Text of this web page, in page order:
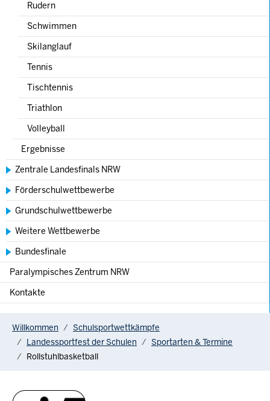
Rudern
Schwimmen
Skilanglauf
Tennis
Tischtennis
Triathlon
Volleyball
Ergebnisse
Zentrale Landesfinals NRW
Förderschulwettbewerbe
Grundschulwettbewerbe
Weitere Wettbewerbe
Bundesfinale
Paralympisches Zentrum NRW
Kontakte
Willkommen
Schulsportwettkämpfe
Landessportfest der Schulen
Sportarten & Termine
Rollstuhlbasketball